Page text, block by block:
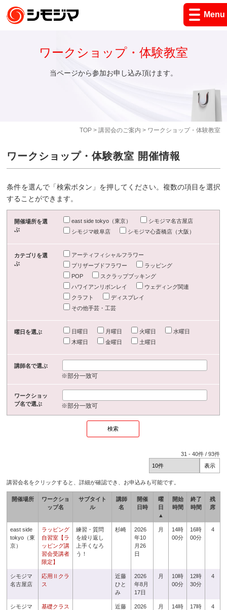
Menu
TOP> 講習会のご案内 > ワークショップ・体験教室
ワークショップ・体験教室
当ページから参加お申し込み頂けます。
ワークショップ・体験教室 開催情報
条件を選んで「検索ボタン」を押してください。複数の項目を選択
することができます。
開催場所を選
ぶ
east side tokyo（東京）
シモジマ名古屋店
シモジマ岐阜店
シモジマ心斎橋店（大阪）
カテゴリを選
ぶ
アーティフィシャルフラワー
プリザーブドフラワー
ラッピング
POP
スクラップブッキング
ハワイアンリボンレイ
ウェディング関連
クラフト
ディスプレイ
その他手芸・工芸
曜日を選ぶ 日曜日 月曜日 火曜日
水曜日
木曜日
金曜日 土曜日
講師名で選ぶ
※部分一致可
ワークショッ
プ名で選ぶ
※部分一致可
31 -40件 /93件
講習会名をクリックすると、詳細が確認でき、お申込みも可能です。
開催場所
ワークショ
ップ名
サブタイト
ル
講師
名
開催
日時
曜
日
▲
開始
時間
終了
時間
残
席
east side
tokyo（東
京）
ラッピング
自習室【ラ
ッピング講
習会受講者
限定】
練習・質問
を繰り返し
上手くなろ
う！
杉崎
2026
年10
月26
日
月
14時
00分
16時
00分
4
シモジマ
名古屋店
応用Ⅱクラ
ス
近藤
ひと
み
2026
年8月
17日
月
10時
00分
12時
30分
4
シモジマ
基礎クラス
近藤
2026
月
14時
17時
4